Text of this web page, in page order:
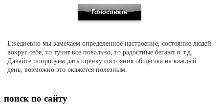
Ежедневно мы замечаем определенное настроение, состояние людей
вокруг себя, то тупят все повально, то радостные бегают и т.д.
Давайте попробуем дать оценку состояния общества на каждый
день, возможно это окажется полезным.
поиск по сайту